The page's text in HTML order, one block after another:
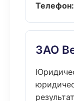
Телефон:
ЗАО